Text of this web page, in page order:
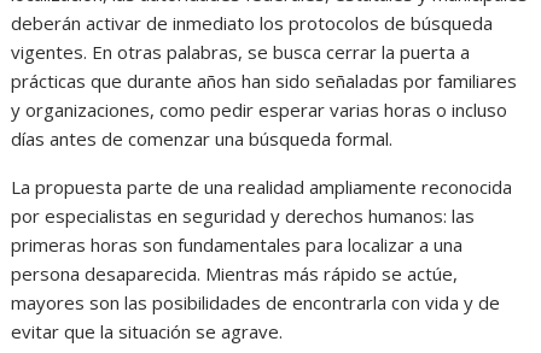
deberán activar de inmediato los protocolos de búsqueda
vigentes. En otras palabras, se busca cerrar la puerta a
prácticas que durante años han sido señaladas por familiares
y organizaciones, como pedir esperar varias horas o incluso
días antes de comenzar una búsqueda formal.
La propuesta parte de una realidad ampliamente reconocida
por especialistas en seguridad y derechos humanos: las
primeras horas son fundamentales para localizar a una
persona desaparecida. Mientras más rápido se actúe,
mayores son las posibilidades de encontrarla con vida y de
evitar que la situación se agrave.